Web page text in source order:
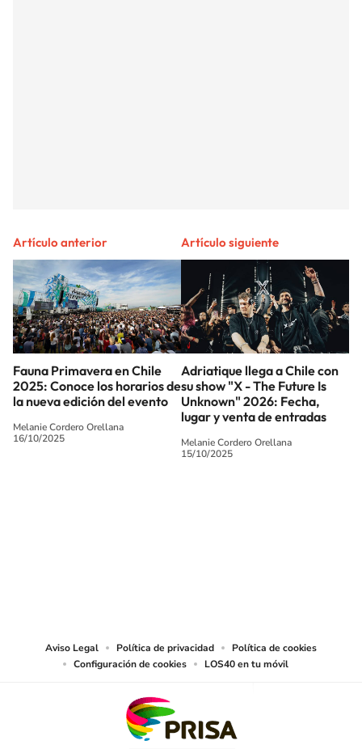
Artículo anterior
Fauna Primavera en Chile
2025: Conoce los horarios de
la nueva edición del evento
Melanie Cordero Orellana
16/10/2025
Artículo siguiente
Adriatique llega a Chile con
su show "X - The Future Is
Unknown" 2026: Fecha,
lugar y venta de entradas
Melanie Cordero Orellana
15/10/2025
Aviso Legal Política de privacidad
Política de cookies
Configuración de cookies
LOS40 en tu móvil